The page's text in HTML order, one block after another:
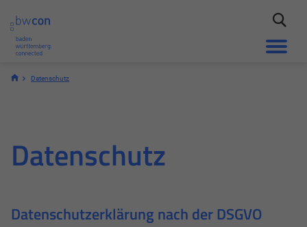
Datenschutz
Datenschutz
Datenschutzerklärung nach der DSGVO